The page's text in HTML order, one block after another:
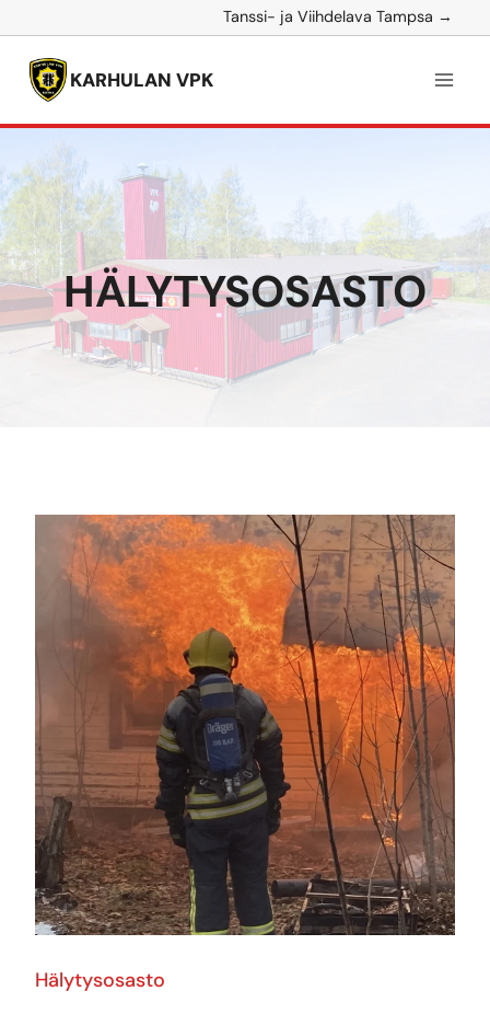
sisältöön
Tanssi- ja Viihdelava Tampsa →
KARHULAN VPK
HÄLYTYSOSASTO
Hälytysosasto